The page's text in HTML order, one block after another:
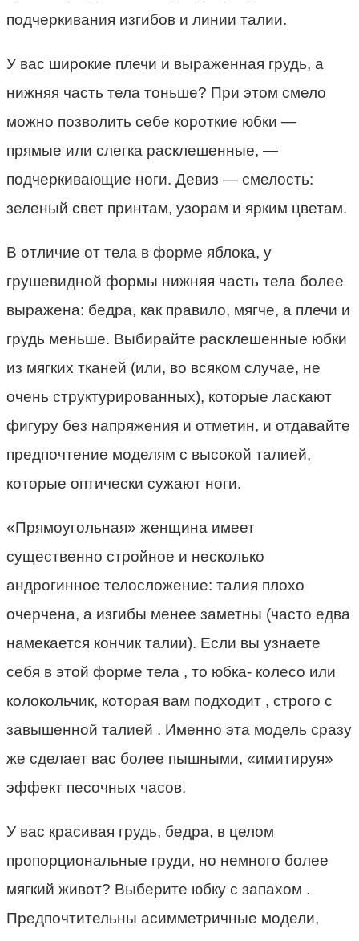
подчеркивания изгибов и линии талии.
У вас широкие плечи и выраженная грудь, а
нижняя часть тела тоньше? При этом смело
можно позволить себе короткие юбки —
прямые или слегка расклешенные, —
подчеркивающие ноги. Девиз — смелость:
зеленый свет принтам, узорам и ярким цветам.
В отличие от тела в форме яблока, у
грушевидной формы нижняя часть тела более
выражена: бедра, как правило, мягче, а плечи и
грудь меньше. Выбирайте расклешенные юбки
из мягких тканей (или, во всяком случае, не
очень структурированных), которые ласкают
фигуру без напряжения и отметин, и отдавайте
предпочтение моделям с высокой талией,
которые оптически сужают ноги.
«Прямоугольная» женщина имеет
существенно стройное и несколько
андрогинное телосложение: талия плохо
очерчена, а изгибы менее заметны (часто едва
намекается кончик талии). Если вы узнаете
себя в этой форме тела , то юбка- колесо или
колокольчик, которая вам подходит , строго с
завышенной талией . Именно эта модель сразу
же сделает вас более пышными, «имитируя»
эффект песочных часов.
У вас красивая грудь, бедра, в целом
пропорциональные груди, но немного более
мягкий живот? Выберите юбку с запахом .
Предпочтительны асимметричные модели,